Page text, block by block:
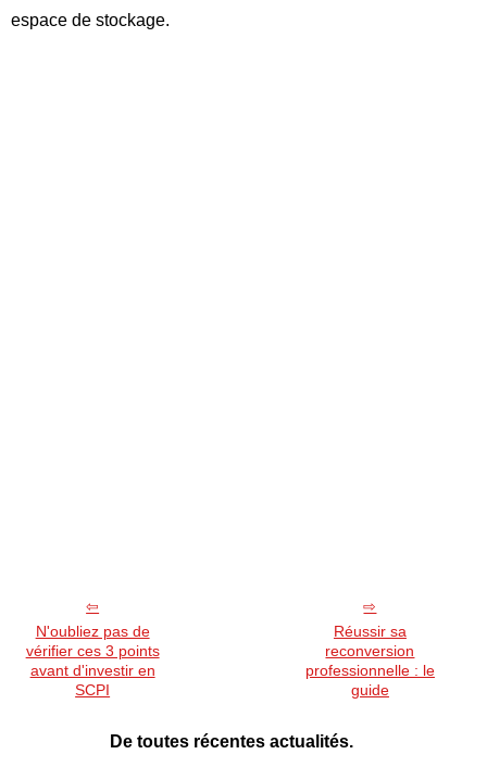
espace de stockage.
N'oubliez pas de
vérifier ces 3 points
avant d'investir en
SCPI
Réussir sa
reconversion
professionnelle : le
guide
De toutes récentes actualités.